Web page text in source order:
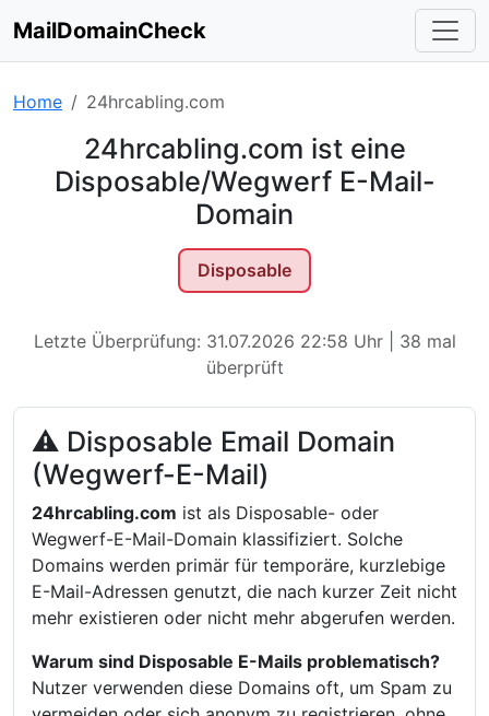
MailDomainCheck
Home 24hrcabling.com
24hrcabling.com ist eine
Disposable/Wegwerf E-Mail-
Domain
Disposable
Letzte Überprüfung: 31.07.2026 22:58 Uhr | 38 mal
überprüft
⚠ Disposable Email Domain
(Wegwerf-E-Mail)
24hrcabling.com ist als Disposable- oder
Wegwerf-E-Mail-Domain klassifiziert. Solche
Domains werden primär für temporäre, kurzlebige
E-Mail-Adressen genutzt, die nach kurzer Zeit nicht
mehr existieren oder nicht mehr abgerufen werden.
Warum sind Disposable E-Mails problematisch?
Nutzer verwenden diese Domains oft, um Spam zu